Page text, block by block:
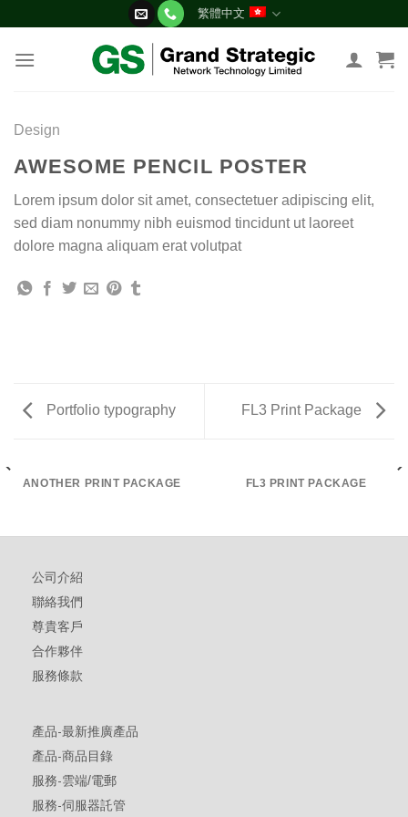
content
繁體中文
Design
AWESOME PENCIL POSTER
Lorem ipsum dolor sit amet, consectetuer adipiscing elit,
sed diam nonummy nibh euismod tincidunt ut laoreet
dolore magna aliquam erat volutpat
Portfolio typography FL3 Print Package
ANOTHER PRINT PACKAGE FL3 PRINT PACKAGE
公司介紹
聯絡我們
尊貴客戶
合作夥伴
服務條款
產品-最新推廣產品
產品-商品目錄
服務-雲端/電郵
服務-伺服器託管